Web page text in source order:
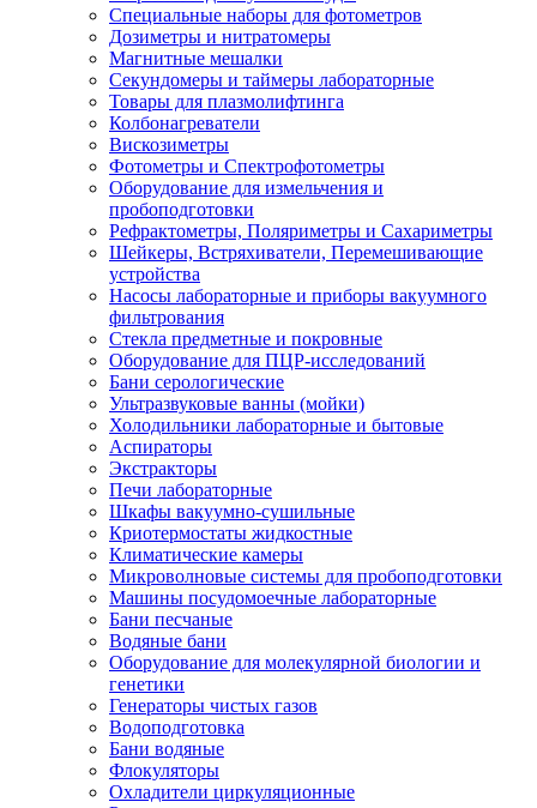
Специальные наборы для фотометров
Дозиметры и нитратомеры
Магнитные мешалки
Секундомеры и таймеры лабораторные
Товары для плазмолифтинга
Колбонагреватели
Вискозиметры
Фотометры и Спектрофотометры
Оборудование для измельчения и
пробоподготовки
Рефрактометры, Поляриметры и Сахариметры
Шейкеры, Встряхиватели, Перемешивающие
устройства
Насосы лабораторные и приборы вакуумного
фильтрования
Стекла предметные и покровные
Оборудование для ПЦР-исследований
Бани серологические
Ультразвуковые ванны (мойки)
Холодильники лабораторные и бытовые
Аспираторы
Экстракторы
Печи лабораторные
Шкафы вакуумно-сушильные
Криотермостаты жидкостные
Климатические камеры
Микроволновые системы для пробоподготовки
Машины посудомоечные лабораторные
Бани песчаные
Водяные бани
Оборудование для молекулярной биологии и
генетики
Генераторы чистых газов
Водоподготовка
Бани водяные
Флокуляторы
Охладители циркуляционные